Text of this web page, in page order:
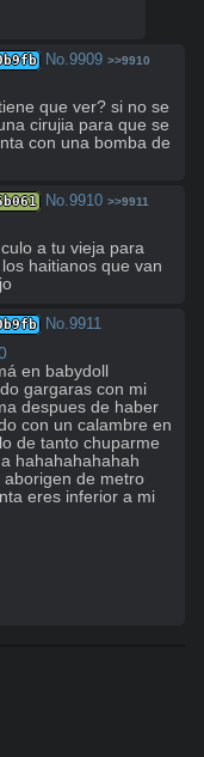
No. 9909 >>9910
que ver? si no se
cirujia para que se
con una bomba de
No. 9910 >>9911
a tu vieja para
haitianos que van
No. 9911
en babydoll
gargaras con mi
despues de haber
con un calambre en
de tanto chuparme
hahahahahahah
aborigen de metro
eres inferior a mi